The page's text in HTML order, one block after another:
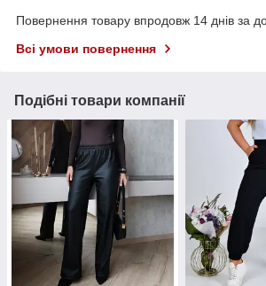
Повернення товару впродовж 14 днів за
Всі умови повернення
Подібні товари компанії